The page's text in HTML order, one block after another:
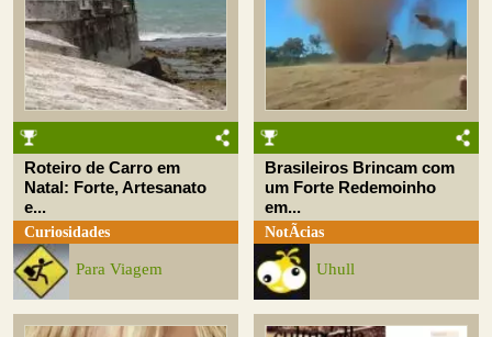
Roteiro de Carro em
Natal: Forte, Artesanato
e...
Curiosidades
Para Viagem
Brasileiros Brincam com
um Forte Redemoinho
em...
NotÃ­cias
Uhull